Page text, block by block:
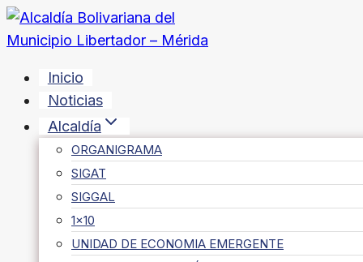
Saltar
al
Inicio
Noticias
Alcaldía
ORGANIGRAMA
SIGAT
SIGGAL
1×10
UNIDAD DE ECONOMIA EMERGENTE